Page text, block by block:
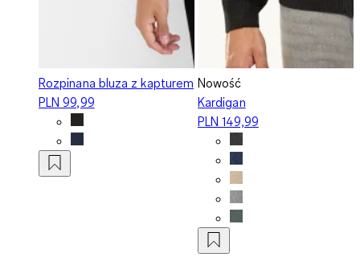
Rozpinana bluza z kapturem
PLN 99,99
Nowość
Kardigan
PLN 149,99